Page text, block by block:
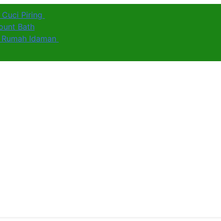
Piring
Bath
Idaman